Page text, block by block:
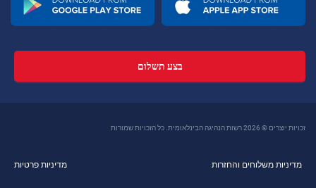
בצע תשלום
זכויות יוצרים © 2026 רשות הנהיגה הבינלאומית. כל הזכויות שמורות
מדיניות משלוחים והחזרות מדיניות פרטיות